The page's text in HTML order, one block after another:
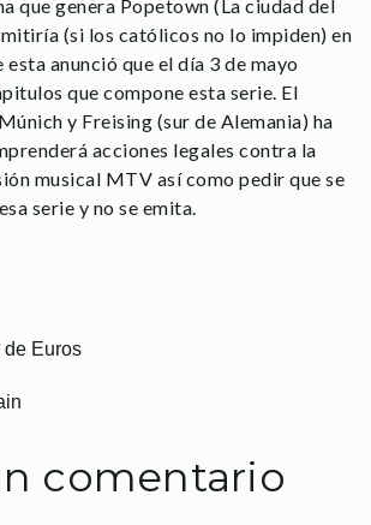
que genera Popetown (La ciudad del
(si los católicos no lo impiden) en
anunció que el día 3 de mayo
que compone esta serie. El
y Freising (sur de Alemania) ha
acciones legales contra la
musical MTV así como pedir que se
serie y no se emita.
de Euros
comentario